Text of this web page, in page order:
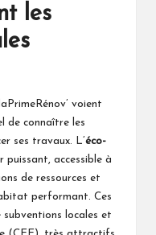
les
voient
de connaître les
ses travaux. L’éco-
puissant, accessible à
de ressources et
performant. Ces
subventions locales et